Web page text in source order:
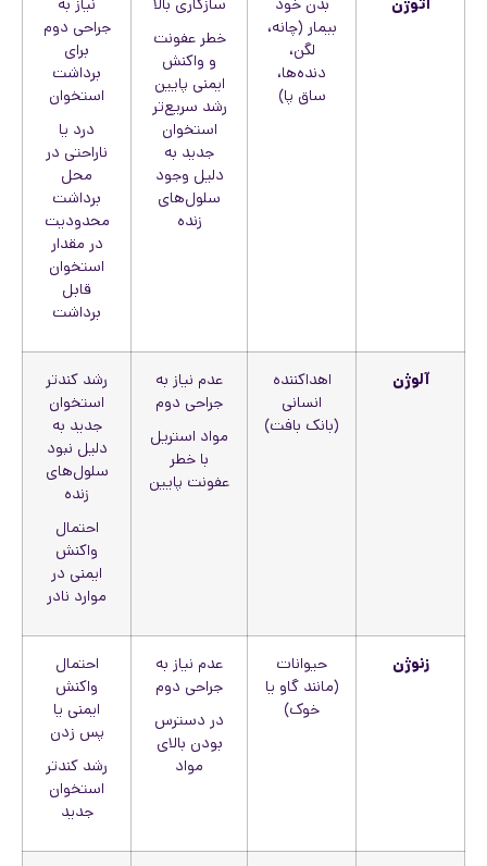
بیمار (چانه،
لگن،
دنده‌ها،
ساق پا)
خطر عفونت
و واکنش
ایمنی پایین
رشد سریع‌تر
استخوان
جدید به
دلیل وجود
سلول‌های
زنده
جراحی دوم
برای
برداشت
استخوان
درد یا
ناراحتی در
محل
برداشت
محدودیت
در مقدار
استخوان
قابل
برداشت
آلوژن
اهداکننده
انسانی
(بانک بافت)
عدم نیاز به
جراحی دوم
مواد استریل
با خطر
عفونت پایین
رشد کندتر
استخوان
جدید به
دلیل نبود
سلول‌های
زنده
احتمال
واکنش
ایمنی در
موارد نادر
زنوژن
حیوانات
(مانند گاو یا
خوک)
عدم نیاز به
جراحی دوم
در دسترس
بودن بالای
مواد
احتمال
واکنش
ایمنی یا
پس زدن
رشد کندتر
استخوان
جدید